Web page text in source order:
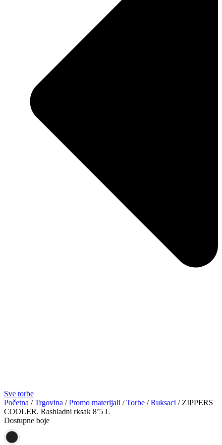
Sve torbe
Početna /Trgovina /Promo materijali /Torbe /Ruksaci / ZIPPERS
COOLER. Rashladni rksak 8’5 L
Dostupne boje